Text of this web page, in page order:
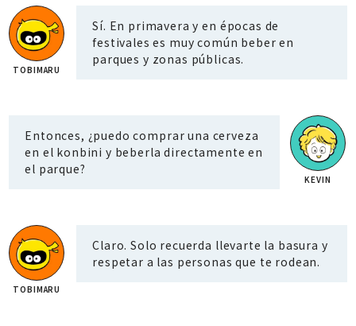
Sí. En primavera y en épocas de
festivales es muy común beber en
parques y zonas públicas.
Entonces, ¿puedo comprar una cerveza
en el konbini y beberla directamente en
el parque?
Claro. Solo recuerda llevarte la basura y
respetar a las personas que te rodean.